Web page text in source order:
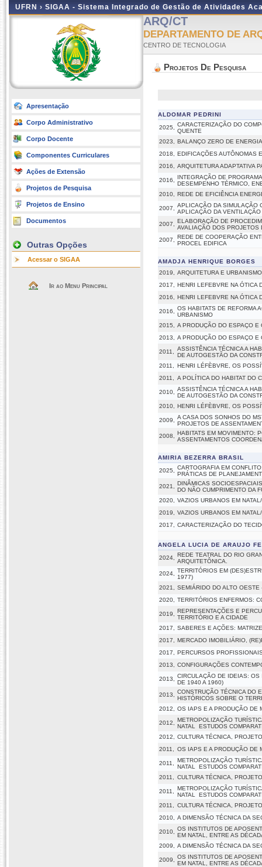
UFRN › SIGAA - Sistema Integrado de Gestão de Atividades
Apresentação
Corpo Administrativo
Corpo Docente
Componentes Curriculares
Ações de Extensão
Projetos de Pesquisa
Projetos de Ensino
Documentos
Outras Opções
Acessar o SIGAA
Ir ao Menu Principal
ARQ/CT
DEPARTAMENTO DE
CENTRO DE TECNOLOGIA
Projetos De Pesquisa
ALDOMAR PEDRINI
2025,
CARACTERIZAÇÃO DO
QUENTE
2023,
BALANÇO ZERO DE
2018,
EDIFICAÇÕES AUTÔNOMAS
2016,
ARQUITETURA ADAPTATIVA
2016,
INTEGRAÇÃO DE
DESEMPENHO TÉRMICO,
2010,
REDE DE EFICIÊNCIA
2007,
APLICAÇÃO DA SIMULAÇÃO
APLICAÇÃO DA
2007,
ELABORAÇÃO DE
AVALIAÇÃO DOS
2007,
REDE DE COOPERAÇÃO
PROCEL EDIFICA
AMADJA HENRIQUE BORGES
2019,
ARQUITETURA E
2017,
HENRI LEFEBVRE NA ÓTICA
2016,
HENRI LEFEBVRE NA ÓTICA
2016,
OS HABITATS DE REFORMA
URBANISMO
2015,
A PRODUÇÃO DO ESPAÇO E
2013,
A PRODUÇÃO DO ESPAÇO E
2011,
ASSISTÊNCIA TÉCNICA A
DE AUTOGESTÃO DA
2011,
HENRI LÉFÈBVRE, OS
2011,
A POLÍTICA DO HABITAT DO
2010,
ASSISTÊNCIA TÉCNICA A
DE AUTOGESTÃO DA
2010,
HENRI LÉFÈBVRE, OS
2009,
A CASA DOS SONHOS DO
PROJETOS DE
2008,
HABITATS EM MOVIMENTO:
ASSENTAMENTOS
AMIRIA BEZERRA BRASIL
2025,
CARTOGRAFIA EM
PRÁTICAS DE
2021,
DINÂMICAS
DO NÃO CUMPRIMENTO DA
2020,
VAZIOS URBANOS EM
2019,
VAZIOS URBANOS EM
2017,
CARACTERIZAÇÃO DO
ANGELA LUCIA DE ARAUJO
2024,
REDE TEATRAL DO RIO
ARQUITETÔNICA.
2024,
TERRITÓRIOS EM
1977)
2021,
SEMIÁRIDO DO ALTO
2020,
TERRITÓRIOS ENFERMOS:
2019,
REPRESENTAÇÕES E
TERRITÓRIO E A CIDADE
2017,
SABERES E AÇÕES:
2017,
MERCADO IMOBILIÁRIO,
2017,
PERCURSOS
2013,
CONFIGURAÇÕES
2013,
CIRCULAÇÃO DE IDEIAS: OS
DE 1940 A 1960)
2013,
CONSTRUÇÃO TÉCNICA DO
HISTÓRICOS SOBRE O
2012,
OS IAPS E A PRODUÇÃO DE
2012,
METROPOLIZAÇÃO
NATAL  ESTUDOS
2012,
CULTURA TÉCNICA,
2011,
OS IAPS E A PRODUÇÃO DE
2011,
METROPOLIZAÇÃO
NATAL  ESTUDOS
2011,
CULTURA TÉCNICA,
2011,
METROPOLIZAÇÃO
NATAL  ESTUDOS
2011,
CULTURA TÉCNICA,
2010,
A DIMENSÃO TÉCNICA DA
2010,
OS INSTITUTOS DE
EM NATAL, ENTRE AS
2009,
A DIMENSÃO TÉCNICA DA
2009,
OS INSTITUTOS DE
EM NATAL, ENTRE AS